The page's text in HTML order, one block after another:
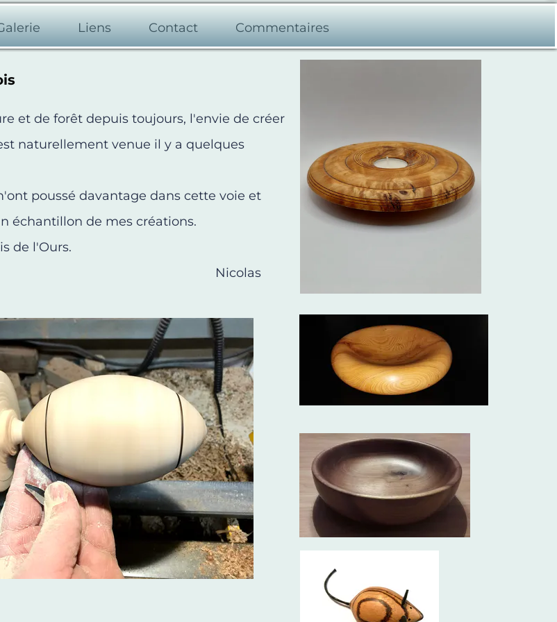
Liens Contact Commentaires
et de forêt depuis toujours, l'envie de créer
naturellement venue il y a quelques
poussé davantage dans cette voie et
échantillon de mes créations.
de l'Ours.
Nicolas